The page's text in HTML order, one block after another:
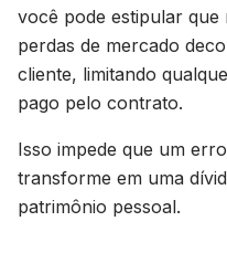
você pode estipular
perdas de mercado
cliente, limitando
pago pelo contrato.
Isso impede que um
transforme em uma
patrimônio pessoal.